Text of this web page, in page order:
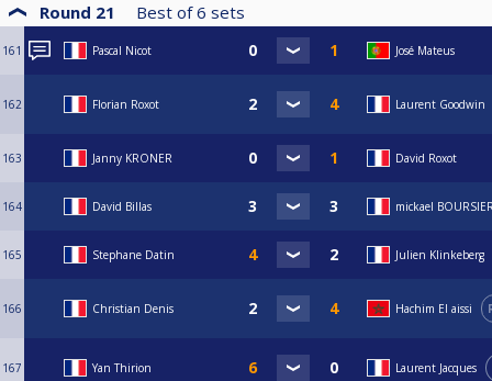
Round 21 Best of6 sets
161 Pascal Nicot José Mateus
162 Florian Roxot Laurent Goodwin
163 Janny KRONER David Roxot
164 David Billas mickael
165 Stephane Datin Julien Klinkeberg
166 Christian Denis Hachim El aissi
167 Yan Thirion Laurent Jacques